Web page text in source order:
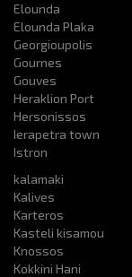
Elounda
Elounda Plaka
Georgioupolis
Gournes
Gouves
Heraklion Port
Hersonissos
Ierapetra town
Istron
kalamaki
Kalives
Karteros
Kasteli kisamou
Knossos
Kokkini Hani